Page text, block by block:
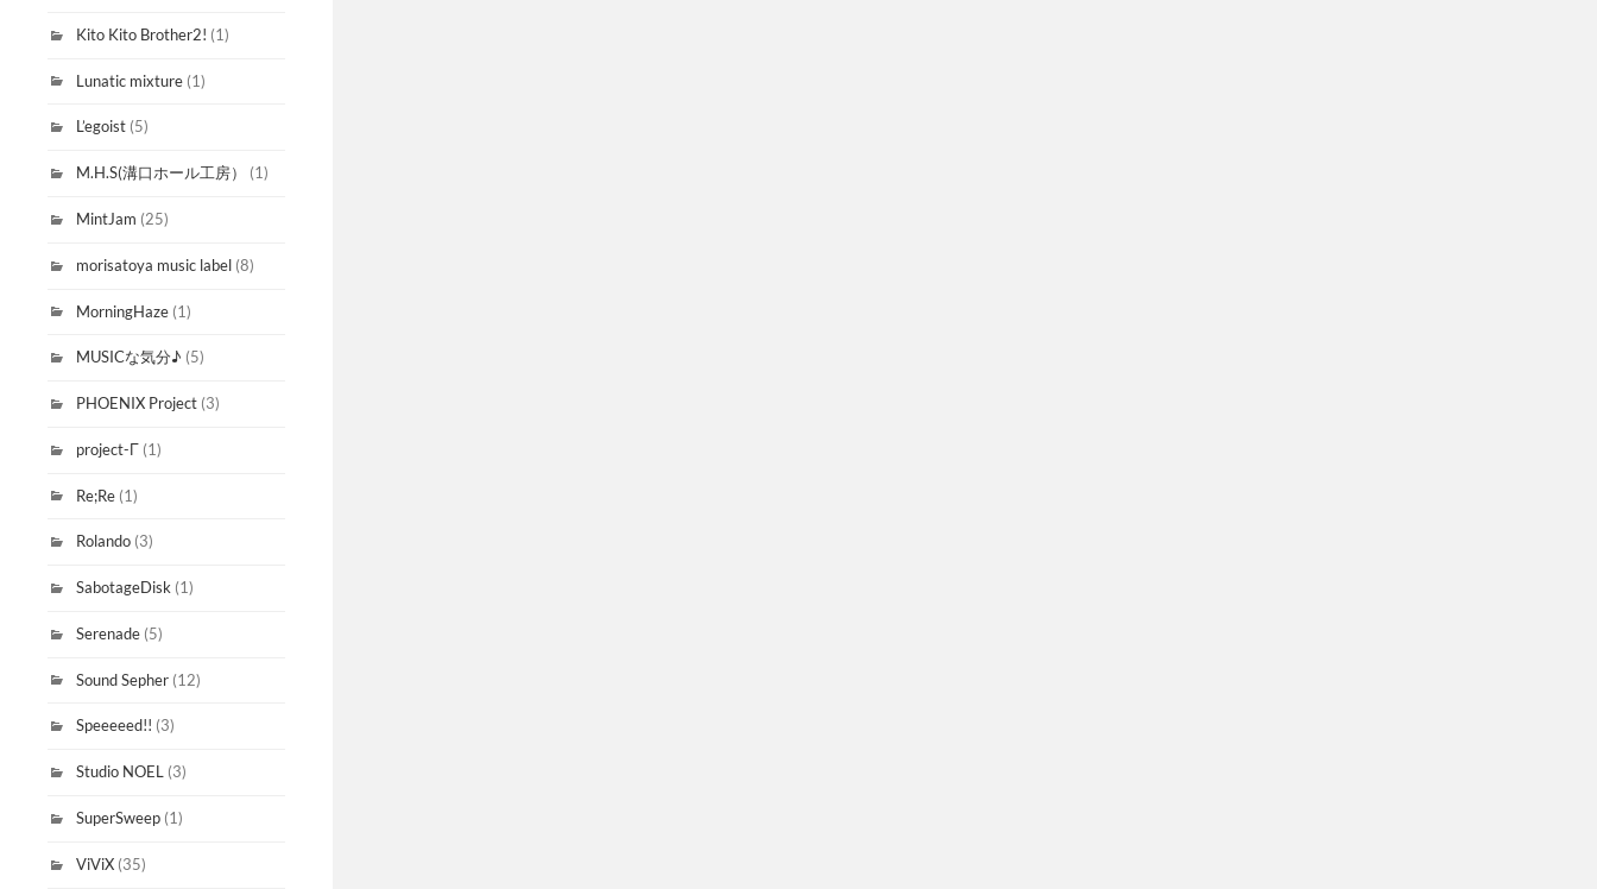
Kito Kito Brother2! (1)
Lunatic mixture (1)
L’egoist (5)
M.H.S(溝口ホール工房） (1)
MintJam (25)
morisatoya music label (8)
MorningHaze (1)
MUSICな気分♪ (5)
PHOENIX Project (3)
project-Γ (1)
Re;Re (1)
Rolando (3)
SabotageDisk (1)
Serenade (5)
Sound Sepher (12)
Speeeeed!! (3)
Studio NOEL (3)
SuperSweep (1)
ViViX (35)